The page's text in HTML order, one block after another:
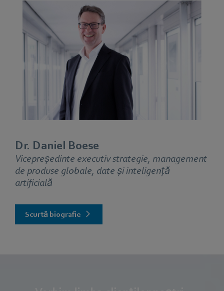
Dr. Daniel Boese
Vicepreședinte executiv strategie, management
de produse globale, date și inteligență
artificială
Scurtă biografie